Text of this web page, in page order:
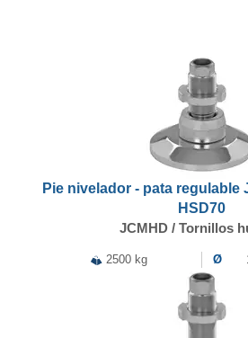
Pie nivelador - pata regulable
HSD70
JCMHD / Tornillos
2500 kg Ø